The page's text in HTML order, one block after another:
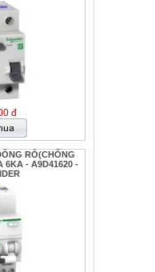
đ
RÒ(CHỐNG
6KA - A9D41620 -